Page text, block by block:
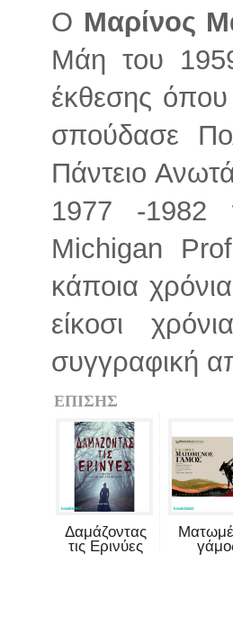
Ο Μαρίνος
Μάη του
έκθεσης όπου
σπούδασε
Πάντειο
1977 -1982
Michigan
κάποια
είκοσι
συγγραφική
ΕΠΙΣΗΣ
Δαμάζοντας
τις Ερινύες